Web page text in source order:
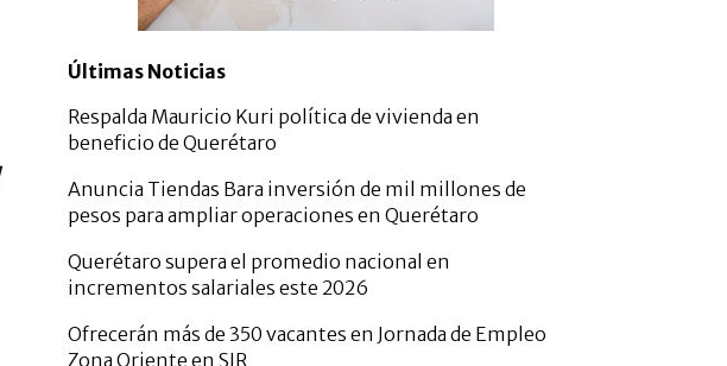
Últimas Noticias
Respalda Mauricio Kuri política de vivienda en
beneficio de Querétaro
Anuncia Tiendas Bara inversión de mil millones de
pesos para ampliar operaciones en Querétaro
Querétaro supera el promedio nacional en
incrementos salariales este 2026
Ofrecerán más de 350 vacantes en Jornada de Empleo
Zona Oriente en SJR